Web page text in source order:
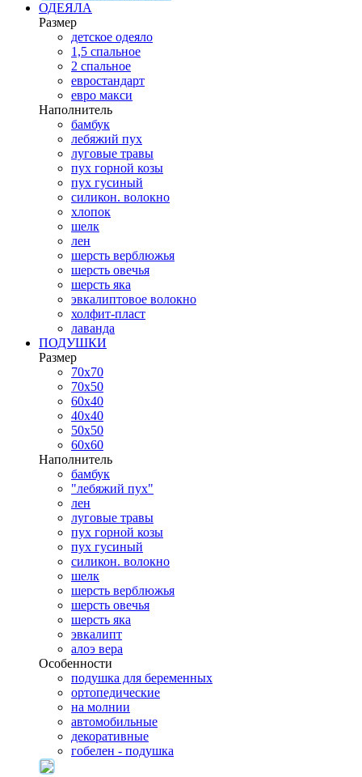
ОДЕЯЛА
Размер
детское одеяло
1,5 спальное
2 спальное
евростандарт
евро макси
Наполнитель
бамбук
лебяжий пух
луговые травы
пух горной козы
пух гусиный
силикон. волокно
хлопок
шелк
лен
шерсть верблюжья
шерсть овечья
шерсть яка
эвкалиптовое волокно
холфит-пласт
лаванда
ПОДУШКИ
Размер
70х70
70х50
60х40
40х40
50х50
60х60
Наполнитель
бамбук
"лебяжий пух"
лен
луговые травы
пух горной козы
пух гусиный
силикон. волокно
шелк
шерсть верблюжья
шерсть овечья
шерсть яка
эвкалипт
алоэ вера
Особенности
подушка для беременных
ортопедические
на молнии
автомобильные
декоративные
гобелен - подушка